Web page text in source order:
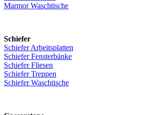
Marmor Waschtische
Schiefer
Schiefer Arbeitsplatten
Schiefer Fensterbänke
Schiefer Fliesen
Schiefer Treppen
Schiefer Waschtische